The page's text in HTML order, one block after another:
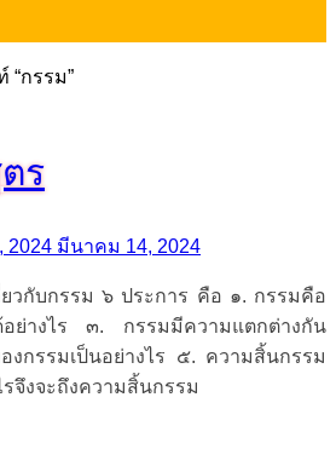
“กรรม”
ร
2024 มีนาคม 14, 2024
วกับกรรม ๖ ประการ คือ ๑. กรรมคือ
ย่างไร ๓. กรรมมีความแตกต่างกัน
งกรรมเป็นอย่างไร ๕. ความสิ้นกรรม
รจึงจะถึงความสิ้นกรรม